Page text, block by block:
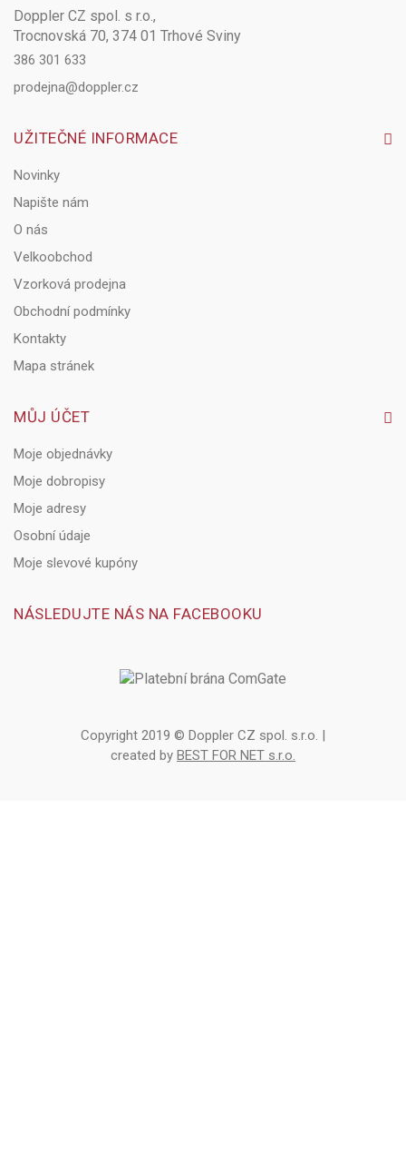
Doppler CZ spol. s r.o.,
Trocnovská 70, 374 01 Trhové Sviny
386 301 633
prodejna@doppler.cz
UŽITEČNÉ INFORMACE
Novinky
Napište nám
O nás
Velkoobchod
Vzorková prodejna
Obchodní podmínky
Kontakty
Mapa stránek
MŮJ ÚČET
Moje objednávky
Moje dobropisy
Moje adresy
Osobní údaje
Moje slevové kupóny
NÁSLEDUJTE NÁS NA FACEBOOKU
Copyright 2019 © Doppler CZ spol. s.r.o. |
created by BEST FOR NET s.r.o.